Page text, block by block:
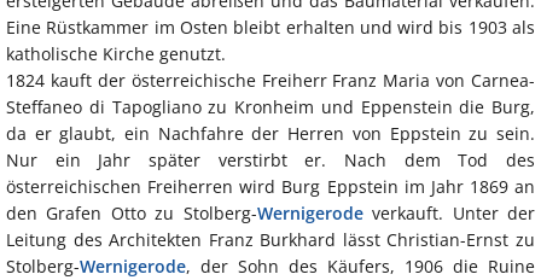
Eine Rüstkammer im Osten bleibt erhalten und wird bis 1903 als
katholische Kirche genutzt.
1824 kauft der österreichische Freiherr Franz Maria von Carnea-
Steffaneo di Tapogliano zu Kronheim und Eppenstein die Burg,
da er glaubt, ein Nachfahre der Herren von Eppstein zu sein.
Nur ein Jahr später verstirbt er. Nach dem Tod des
österreichischen Freiherren wird Burg Eppstein im Jahr 1869 an
den Grafen Otto zu Stolberg-Wernigerodeverkauft. Unter der
Leitung des Architekten Franz Burkhard lässt Christian-Ernst zu
Stolberg-Wernigerode, der Sohn des Käufers, 1906 die Ruine